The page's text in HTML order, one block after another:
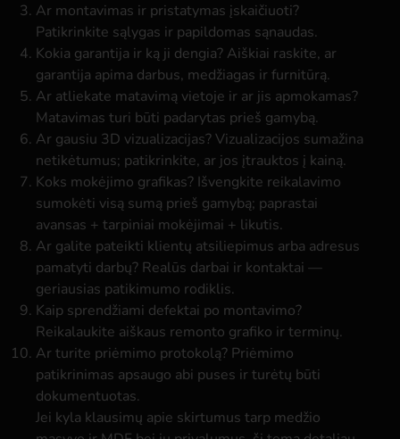
Ar montavimas ir pristatymas įskaičiuoti?
Patikrinkite sąlygas ir papildomas sąnaudas.
Kokia garantija ir ką ji dengia? Aiškiai raskite, ar
garantija apima darbus, medžiagas ir furnitūrą.
Ar atliekate matavimą vietoje ir ar jis apmokamas?
Matavimas turi būti padarytas prieš gamybą.
Ar gausiu 3D vizualizacijas?Vizualizacijos sumažina
netikėtumus; patikrinkite, ar jos įtrauktos į kainą.
Koks mokėjimo grafikas? Išvengkite reikalavimo
sumokėti visą sumą prieš gamybą; paprastai
avansas + tarpiniai mokėjimai + likutis.
Ar galite pateikti klientų atsiliepimus arba adresus
pamatyti darbų? Realūs darbai ir kontaktai —
geriausias patikimumo rodiklis.
Kaip sprendžiami defektai po montavimo?
Reikalaukite aiškaus remonto grafiko ir terminų.
Ar turite priėmimo protokolą? Priėmimo
patikrinimas apsaugo abi puses ir turėtų būti
dokumentuotas.
Jei kyla klausimų apie skirtumus tarp medžio